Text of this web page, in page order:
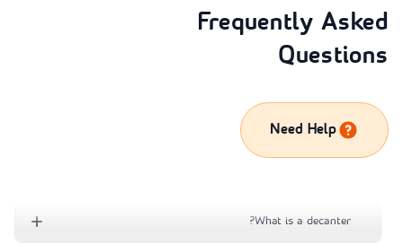
Frequently Asked
Questions
Need Help
What is a decanter?